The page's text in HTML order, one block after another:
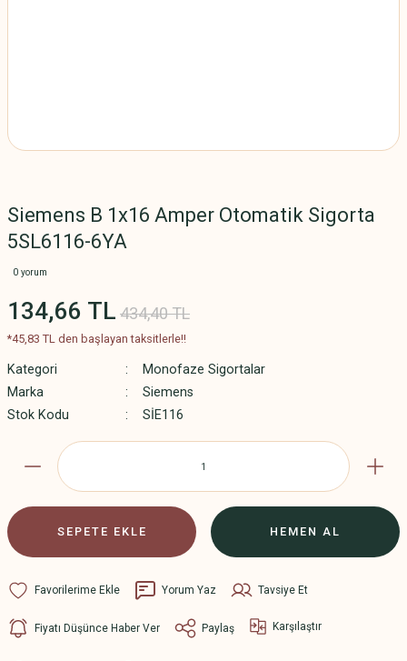
Siemens B 1x16 Amper Otomatik Sigorta
5SL6116-6YA
0 yorum
134,66 TL 434,40 TL
*45,83 TL den başlayan taksitlerle!!
Kategori
Monofaze Sigortalar
Marka
Siemens
Stok Kodu
SİE116
SEPETE EKLE HEMEN AL
Yorum Yaz Tavsiye Et
Fiyatı Düşünce Haber Ver Paylaş Karşılaştır